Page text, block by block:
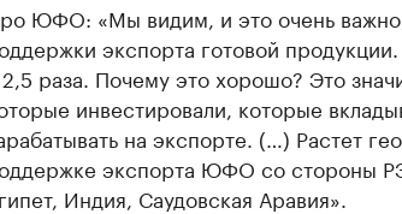
ЮФО: «Мы видим, и это очень
экспорта готовой
раза. Почему это хорошо? Это
инвестировали, которые
на экспорте. (…) Растет
экспорта ЮФО со стороны
Индия, Саудовская Аравия».